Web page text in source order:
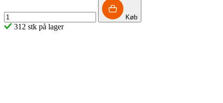
Køb
312 stk på lager